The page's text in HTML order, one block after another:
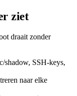
ziet
draait zonder
shadow, SSH-keys,
naar elke